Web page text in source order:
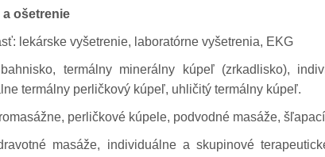
ošetrenie
lekárske vyšetrenie, laboratórne vyšetrenia, EKG
termálny minerálny kúpeľ (zrkadlisko),
termálny perličkový kúpeľ, uhličitý termálny kúpeľ.
perličkové kúpele, podvodné masáže,
masáže, individuálne a skupinové